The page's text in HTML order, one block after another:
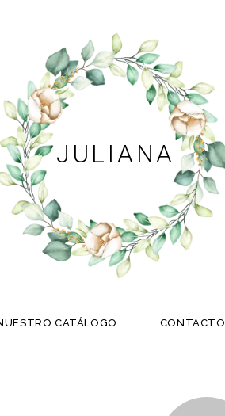
JULIANA
CATÁLOGO CONTACTO